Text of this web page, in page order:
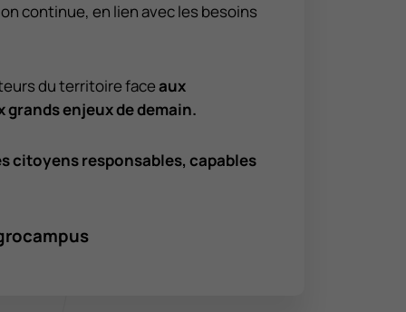
continue, en lien avec les besoins
du territoire faceaux
enjeux de demain.
citoyens responsables, capables